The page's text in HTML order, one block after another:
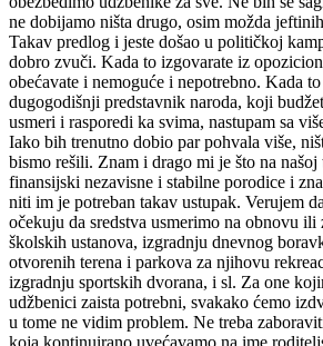
ne dobijamo ništa drugo, osim možda
Takav predlog i jeste došao u političkoj
dobro zvuči. Kada to izgovarate iz
obećavate i nemoguće i nepotrebno. Kada
dugogodišnji predstavnik naroda, koji
usmeri i rasporedi ka svima, nastupam sa
Iako bih trenutno dobio par pohvala više,
bismo rešili. Znam i drago mi je što na
finansijski nezavisne i stabilne porodice i
niti im je potreban takav ustupak. Verujem
očekuju da sredstva usmerimo na obnovu ili
školskih ustanova, izgradnju dnevnog
otvorenih terena i parkova za njihovu
izgradnju sportskih dvorana, i sl. Za one
udžbenici zaista potrebni, svakako ćemo
u tome ne vidim problem. Ne treba
koja kontinuirano uvećavamo na ime